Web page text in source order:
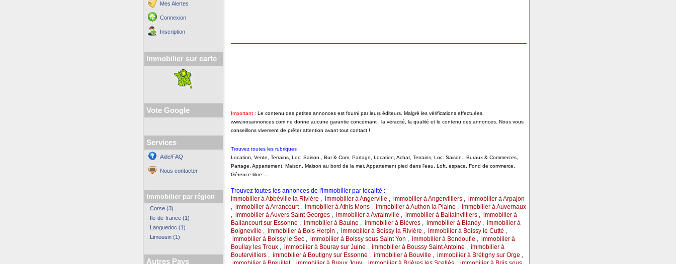
Mes Alertes
Connexion
Inscription
Immobilier sur carte
Vote Google
Services
Aide/FAQ
Nous contacter
Immobilier par région
Corse (3)
Ile-de-france (1)
Languedoc (1)
Limousin (1)
Autres Pays
Important : Le contenu des petites annonces est fourni par leurs éditeurs. Malgré les vérifications effectuées,
www.nosannonces.com ne donne aucune garantie concernant : la véracité, la qualité et le contenu des annonces. Nous vous
conseillons vivement de prêter attention avant tout contact !
Trouvez toutes les rubriques :
Location, Vente, Terrains, Loc. Saison., Bur & Com, Partage, Location, Achat, Terrains, Loc. Saison., Buraux & Commerces,
Partage, Appartement, Maison, Maison au bord de la mer, Appartement pied dans l'eau, Loft, espace, Fond de commerce,
Gérence libre ...
Trouvez toutes les annonces de l'immobilier par localité :
immobilier à Abbéville la Rivière , immobilier à Angerville , immobilier à Angervilliers , immobilier à Arpajon
, immobilier à Arrancourt , immobilier à Athis Mons , immobilier à Authon la Plaine , immobilier à Auvernaux
, immobilier à Auvers Saint Georges , immobilier à Avrainville , immobilier à Ballainvilliers , immobilier à
Ballancourt sur Essonne , immobilier à Baulne , immobilier à Bièvres , immobilier à Blandy , immobilier à
Boigneville , immobilier à Bois Herpin , immobilier à Boissy la Rivière , immobilier à Boissy le Cutté ,
immobilier à Boissy le Sec , immobilier à Boissy sous Saint Yon , immobilier à Bondoufle , immobilier à
Boullay les Troux , immobilier à Bouray sur Juine , immobilier à Boussy Saint Antoine , immobilier à
Boutervilliers , immobilier à Boutigny sur Essonne , immobilier à Bouville , immobilier à Brétigny sur Orge ,